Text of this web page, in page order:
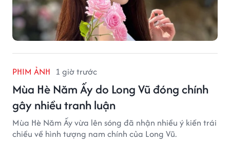
PHIM ẢNH 1 giờ trước
Mùa Hè Năm Ấy do Long Vũ đóng chính
gây nhiều tranh luận
Mùa Hè Năm Ấy vừa lên sóng đã nhận nhiều ý kiến trái
chiều về hình tượng nam chính của Long Vũ.